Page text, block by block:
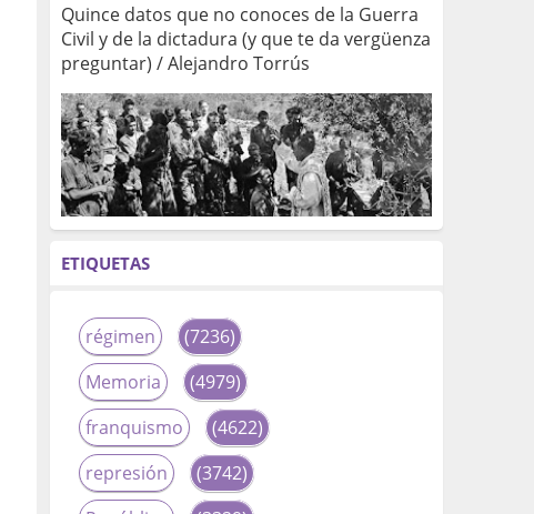
Quince datos que no conoces de la Guerra
Civil y de la dictadura (y que te da vergüenza
preguntar) / Alejandro Torrús
ETIQUETAS
régimen
(7236)
Memoria
(4979)
franquismo
(4622)
represión
(3742)